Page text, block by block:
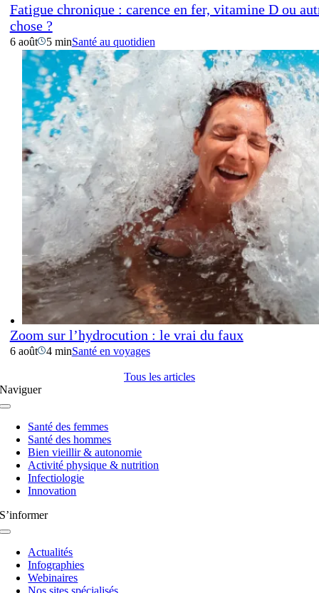
Fatigue chronique : carence en fer, vitamine D ou
chose ?
6 août 5 minSanté au quotidien
Zoom sur l’hydrocution : le vrai du faux
6 août 4 minSanté en voyages
Tous les articles
Naviguer
Navigation
basculeSanté des femmes
Santé des hommes
Bien vieillir & autonomie
Activité physique & nutrition
Infectiologie
Innovation
S’informer
Navigation
basculeActualités
Infographies
Webinaires
Nos sites spécialisés